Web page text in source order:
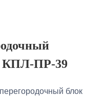
КПЛ-ПР-39
блок